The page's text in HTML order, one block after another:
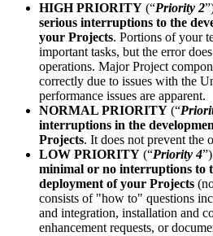
HIGH PRIORITY (“Priority 2
serious interruptions to the
your Projects. Portions of your
important tasks, but the error
operations. Major Project
correctly due to issues with the
performance issues are apparent.
NORMAL PRIORITY (“
interruptions in the
Projects. It does not prevent the
LOW PRIORITY (“Priority 4
minimal or no interruptions to
deployment of your Projects
consists of "how to" questions
and integration, installation and
enhancement requests, or